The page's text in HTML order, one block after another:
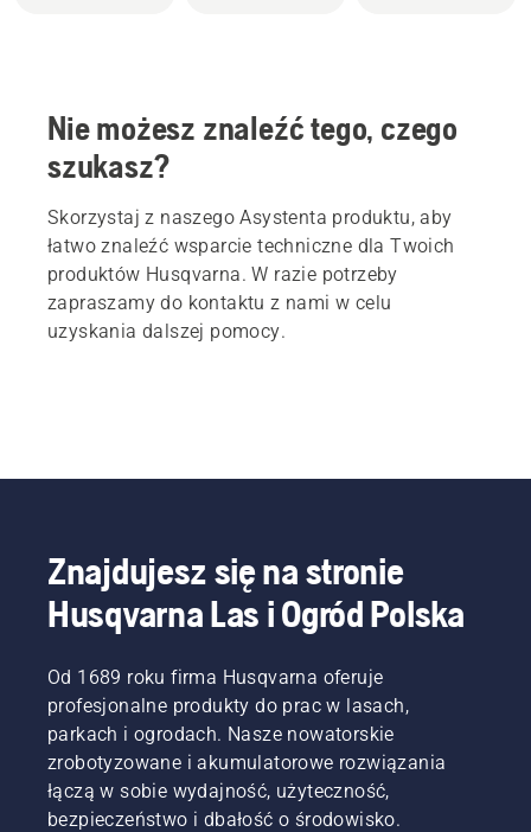
Nie możesz znaleźć tego, czego
szukasz?
Skorzystaj z naszego Asystenta produktu, aby
łatwo znaleźć wsparcie techniczne dla Twoich
produktów Husqvarna. W razie potrzeby
zapraszamy do kontaktu z nami w celu
uzyskania dalszej pomocy.
Znajdujesz się na stronie
Husqvarna Las i Ogród Polska
Od 1689 roku firma Husqvarna oferuje
profesjonalne produkty do prac w lasach,
parkach i ogrodach. Nasze nowatorskie
zrobotyzowane i akumulatorowe rozwiązania
łączą w sobie wydajność, użyteczność,
bezpieczeństwo i dbałość o środowisko.